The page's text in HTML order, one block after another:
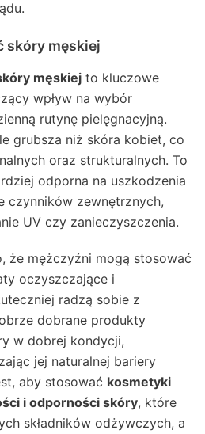
skóry męskiej
męskiej to kluczowe
wpływ na wybór
rutynę pielęgnacyjną.
grubsza niż skóra kobiet, co
oraz strukturalnych. To
odporna na uszkodzenia
czynników zewnętrznych,
UV czy zanieczyszczenia.
że mężczyźni mogą stosować
oczyszczające i
radzą sobie z
dobrane produkty
w dobrej kondycji,
jej naturalnej bariery
aby stosować kosmetyki
i odporności skóry, które
składników odżywczych, a